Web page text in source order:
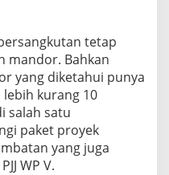
tetap
mandor. Bahkan
yang diketahui punya
kurang 10
salah satu
paket proyek
yang juga
WP V.